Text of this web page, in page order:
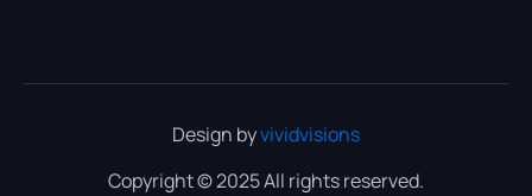
Design byvividvisions
Copyright © 2025 All rights reserved.